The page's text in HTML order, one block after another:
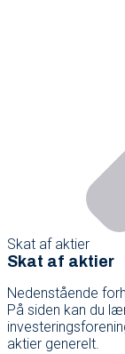
Skat af aktier
Skat af aktier
Nedenstående
På siden kan du
aktier generelt.